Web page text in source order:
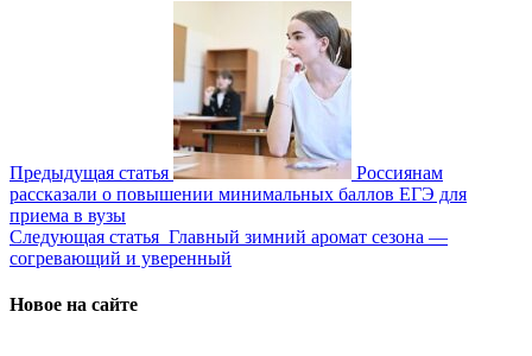
Предыдущая статья
Россиянам
рассказали о повышении минимальных баллов ЕГЭ для
приема в вузы
Следующая статья Главный зимний аромат сезона —
согревающий и уверенный
Новое на сайте